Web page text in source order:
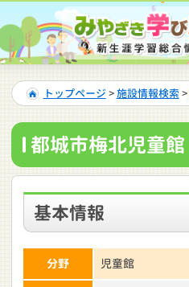
トップページ >施設情報検索 >
都城市梅北児童館
基本情報
分野 児童館